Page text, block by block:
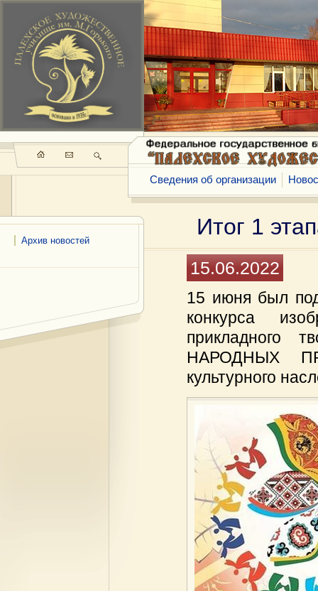
Архив новостей
Сведения об организации
Итог 1
15.06.2022
15 июня был
конкурса
прикладного
НАРОДНЫХ
культурного